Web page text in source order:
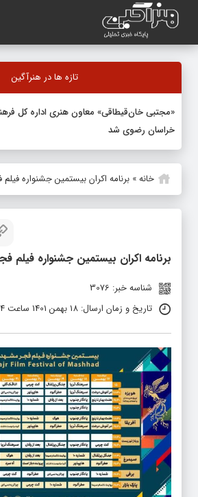
تازه ها در هنرآگین
«مجتبی خان‌قیطاقی» معاون هنری اداره کل
خراسان رضوی شد
خانه» برنامه اکران بیستمین جشنواره
برنامه اکران بیستمین جشنواره
شناسه خبر: 3076
تاریخ و زمان ارسال: 18 بهمن 1401 ساعت 0:34